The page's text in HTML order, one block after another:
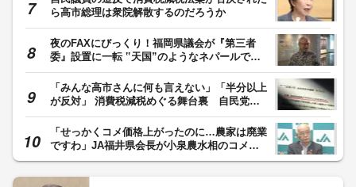
ら高市総理は衆院解散するのだろうか
夜のFAXにびっくり！福岡県議会が『第三者
委』設置に一転 ‟天国”のようなネパールで悩
んだ蔵内議長【福岡発】
「みんな高市さんに何も言えない」「半分以上
が反対」 消費税減税めぐる舞台裏 自民党内
でくすぶる慎重論と本音【スポットライト】
「せっかくコメ価格上がったのに…農家は廃業
ですわ」JA福井県会長が小泉農水相のコメ政
策に物申す 「生産者のことも考えて欲し